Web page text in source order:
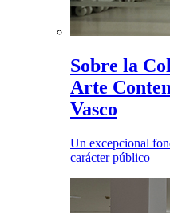
Sobre la
Arte
Vasco
Un excepcional
carácter público